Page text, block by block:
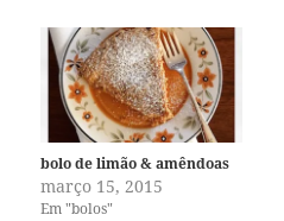
bolo de limão & amêndoas
março 15, 2015
Em "bolos"